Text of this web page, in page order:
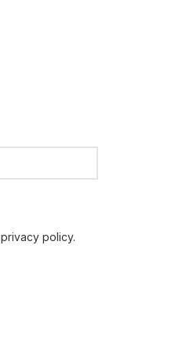
privacy policy.